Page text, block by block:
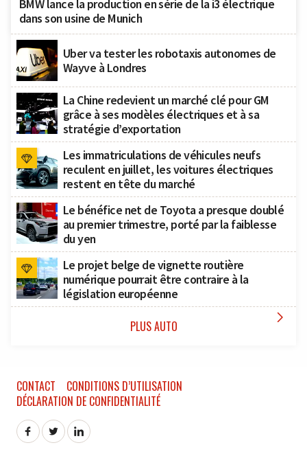
BMW lance la production en série de la i3 électrique
dans son usine de Munich
Uber va tester les robotaxis autonomes de
Wayve à Londres
La Chine redevient un marché clé pour GM
grâce à ses modèles électriques et à sa
stratégie d’exportation
Les immatriculations de véhicules neufs
reculent en juillet, les voitures électriques
restent en tête du marché
Le bénéfice net de Toyota a presque doublé
au premier trimestre, porté par la faiblesse
du yen
Le projet belge de vignette routière
numérique pourrait être contraire à la
législation européenne
PLUS AUTO 
CONTACT
CONDITIONS D’UTILISATION
DÉCLARATION DE CONFIDENTIALITÉ